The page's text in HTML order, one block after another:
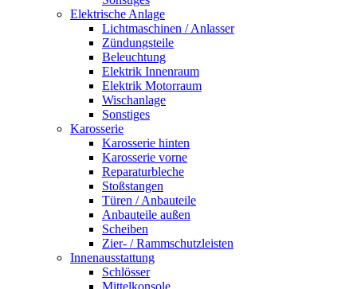
Elektrische Anlage
Lichtmaschinen / Anlasser
Zündungsteile
Beleuchtung
Elektrik Innenraum
Elektrik Motorraum
Wischanlage
Sonstiges
Karosserie
Karosserie hinten
Karosserie vorne
Reparaturbleche
Stoßstangen
Türen / Anbauteile
Anbauteile außen
Scheiben
Zier- / Rammschutzleisten
Innenausstattung
Schlösser
Mittelkonsole